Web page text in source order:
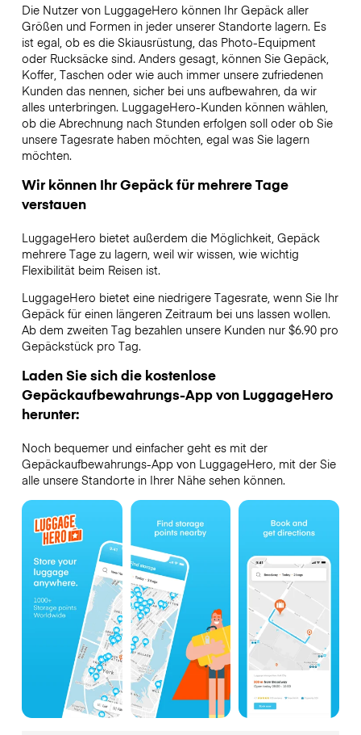
Die Nutzer von LuggageHero können Ihr Gepäck aller
Größen und Formen in jeder unserer Standorte lagern. Es
ist egal, ob es die Skiausrüstung, das Photo-Equipment
oder Rucksäcke sind. Anders gesagt, können Sie Gepäck,
Koffer, Taschen oder wie auch immer unsere zufriedenen
Kunden das nennen, sicher bei uns aufbewahren, da wir
alles unterbringen. LuggageHero-Kunden können wählen,
ob die Abrechnung nach Stunden erfolgen soll oder ob Sie
unsere Tagesrate haben möchten, egal was Sie lagern
möchten.
Wir können Ihr Gepäck für mehrere Tage
verstauen
LuggageHero bietet außerdem die Möglichkeit, Gepäck
mehrere Tage zu lagern, weil wir wissen, wie wichtig
Flexibilität beim Reisen ist.
LuggageHero bietet eine niedrigere Tagesrate, wenn Sie Ihr
Gepäck für einen längeren Zeitraum bei uns lassen wollen.
Ab dem zweiten Tag bezahlen unsere Kunden nur $6.90 pro
Gepäckstück pro Tag.
Laden Sie sich die kostenlose
Gepäckaufbewahrungs-App von LuggageHero
herunter:
Noch bequemer und einfacher geht es mit der
Gepäckaufbewahrungs-App von LuggageHero, mit der Sie
alle unsere Standorte in Ihrer Nähe sehen können.